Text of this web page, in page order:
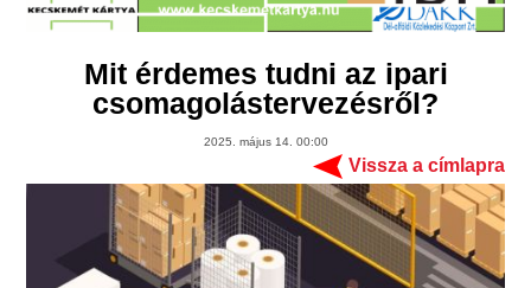
Mit érdemes tudni az ipari
csomagolástervezésről?
2025. május 14. 00:00
Vissza a címlapra